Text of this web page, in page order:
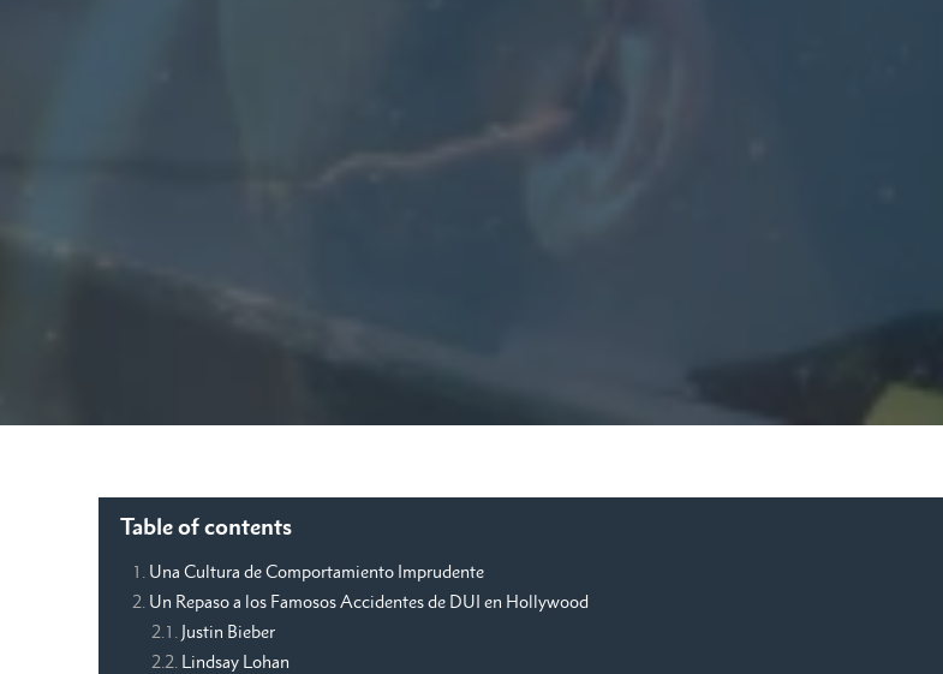
Table of contents
Una Cultura de Comportamiento Imprudente
Un Repaso a los Famosos Accidentes de DUI en Hollywood
Justin Bieber
Lindsay Lohan